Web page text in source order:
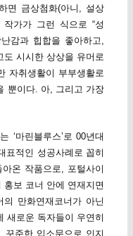
면 금상첨화(아니, 설상
가가 그런 식으로 “성
감과 힙합을 좋아하고,
도 시시한 상상을 유머로
자취생활이 부부생활로
뿐이다. 아, 그리고 가장
‘마린블루스’로 00년대
표적인 성공사례로 꼽히
온 작품으로, 포털사이
보 코너 안에 연재지면
만화연재코너가 아닌
새로운 독자들이 우연히
준한 입소문으로 인지